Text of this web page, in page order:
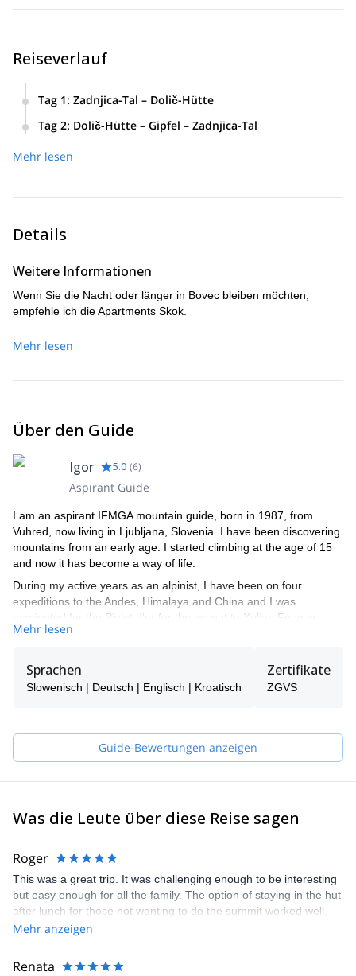
Reiseverlauf
Tag 1: Zadnjica-Tal – Dolič-Hütte
Tag 2: Dolič-Hütte – Gipfel – Zadnjica-Tal
und zurück, plus 4 Stunden hinunter ins Tal.
Mehr lesen
Details
Weitere Informationen
Wenn Sie die Nacht oder länger in Bovec bleiben möchten,
empfehle ich die Apartments Skok.
Mehr lesen
Über den Guide
Igor 5.0 (6)
Aspirant Guide
I am an aspirant IFMGA mountain guide, born in 1987, from
Vuhred, now living in Ljubljana, Slovenia. I have been discovering
mountains from an early age. I started climbing at the age of 15
and now it has become a way of life.
During my active years as an alpinist, I have been on four
expeditions to the Andes, Himalaya and China and I was
nominated for the Piolet d’or for the ascent to Xulian Feng in
China.
climbing, ski touring, etc. Overall I like to spend my time in the
mountains. That is why I decided I not only want to climb for
My mission as a mountain guide is to provide you the safest way
to discover mountains, so that you can explore the vertical world
mountain trails and climbing routes.
Mehr lesen
Sprachen
Slowenisch | Deutsch | Englisch | Kroatisch
Zertifikate
ZGVS
Guide-Bewertungen anzeigen
Was die Leute über diese Reise sagen
Roger
This was a great trip. It was challenging enough to be interesting
but easy enough for all the family. The option of staying in the hut
after lunch for those not wanting to do the summit worked well.
Igor was great. thanks
Mehr anzeigen
Renata